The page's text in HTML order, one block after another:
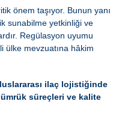
önem taşıyor. Bunun yanı
sunabilme yetkinliği ve
Regülasyon uyumu
ülke mevzuatına hâkim
ilaç lojistiğinde
süreçleri ve kalite